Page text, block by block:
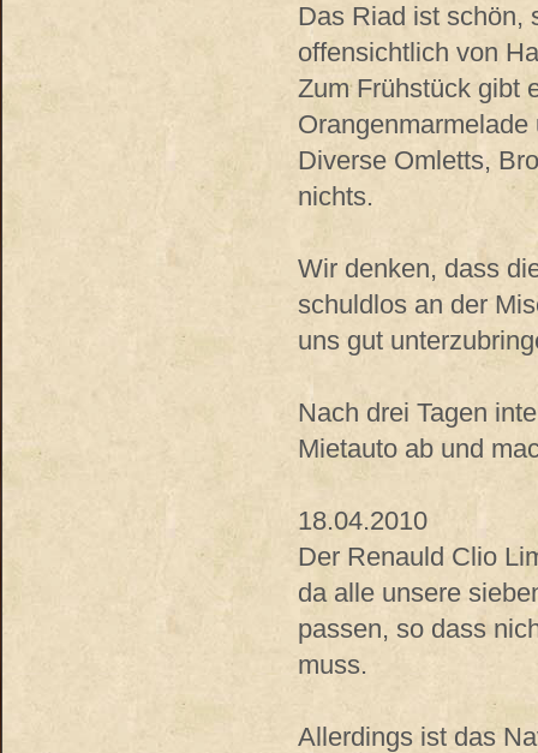
Das Riad ist schön,
offensichtlich von
Zum Frühstück gibt
Diverse Omletts,
nichts.
Wir denken, dass
schuldlos an der
uns gut
Nach drei Tagen
Mietauto ab und
18.04.2010
Der Renauld Clio
da alle unsere
passen, so dass
muss.
Allerdings ist das